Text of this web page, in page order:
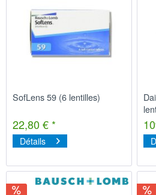
SofLens 59 (6 lentilles)
22,80 € *
Détails